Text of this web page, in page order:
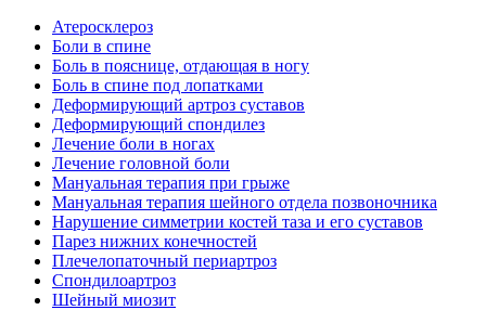
Атеросклероз
Боли в спине
Боль в пояснице, отдающая в ногу
Боль в спине под лопатками
Деформирующий артроз суставов
Деформирующий спондилез
Лечение боли в ногах
Лечение головной боли
Мануальная терапия при грыже
Мануальная терапия шейного отдела позвоночника
Нарушение симметрии костей таза и его суставов
Парез нижних конечностей
Плечелопаточный периартроз
Спондилоартроз
Шейный миозит